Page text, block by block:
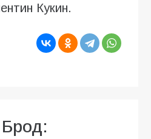
Кукин.